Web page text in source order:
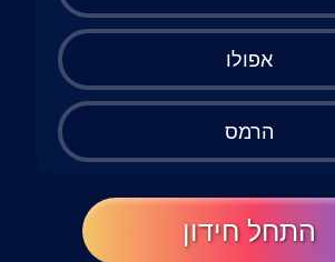
אפולו
הרמס
התחל חידון